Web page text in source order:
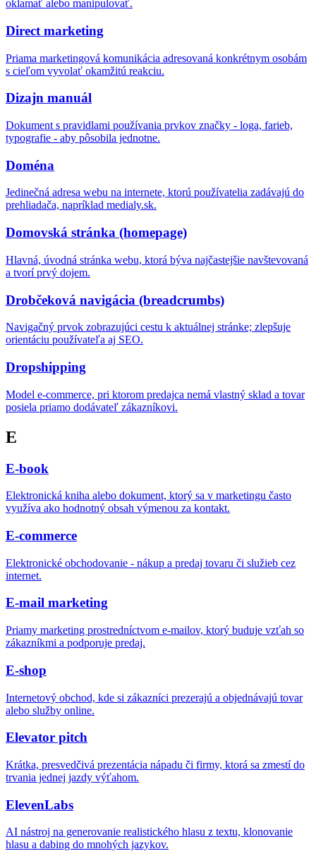
oklamať alebo manipulovať.
Direct marketing
Priama marketingová komunikácia adresovaná konkrétnym osobám
s cieľom vyvolať okamžitú reakciu.
Dizajn manuál
Dokument s pravidlami používania prvkov značky - loga, farieb,
typografie - aby pôsobila jednotne.
Doména
Jedinečná adresa webu na internete, ktorú používatelia zadávajú do
prehliadača, napríklad medialy.sk.
Domovská stránka (homepage)
Hlavná, úvodná stránka webu, ktorá býva najčastejšie navštevovaná
a tvorí prvý dojem.
Drobčeková navigácia (breadcrumbs)
Navigačný prvok zobrazujúci cestu k aktuálnej stránke; zlepšuje
orientáciu používateľa aj SEO.
Dropshipping
Model e-commerce, pri ktorom predajca nemá vlastný sklad a tovar
posiela priamo dodávateľ zákazníkovi.
E
E-book
Elektronická kniha alebo dokument, ktorý sa v marketingu často
využíva ako hodnotný obsah výmenou za kontakt.
E-commerce
Elektronické obchodovanie - nákup a predaj tovaru či služieb cez
internet.
E-mail marketing
Priamy marketing prostredníctvom e-mailov, ktorý buduje vzťah so
zákazníkmi a podporuje predaj.
E-shop
Internetový obchod, kde si zákazníci prezerajú a objednávajú tovar
alebo služby online.
Elevator pitch
Krátka, presvedčivá prezentácia nápadu či firmy, ktorá sa zmestí do
trvania jednej jazdy výťahom.
ElevenLabs
AI nástroj na generovanie realistického hlasu z textu, klonovanie
hlasu a dabing do mnohých jazykov.